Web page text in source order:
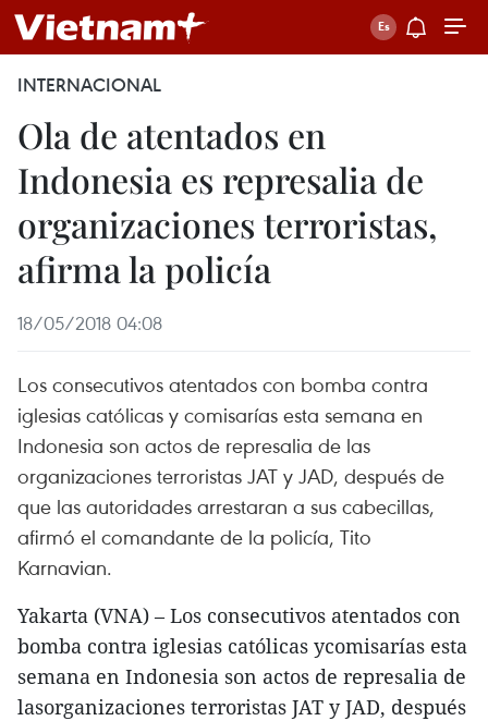
INTERNACIONAL
Ola de atentados en
Indonesia es represalia de
organizaciones terroristas,
afirma la policía
18/05/2018 04:08
Los consecutivos atentados con bomba contra
iglesias católicas y comisarías esta semana en
Indonesia son actos de represalia de las
organizaciones terroristas JAT y JAD, después de
que las autoridades arrestaran a sus cabecillas,
afirmó el comandante de la policía, Tito
Karnavian.
Yakarta (VNA) – Los consecutivos atentados con
bomba contra iglesias católicas ycomisarías esta
semana en Indonesia son actos de represalia de
lasorganizaciones terroristas JAT y JAD, después